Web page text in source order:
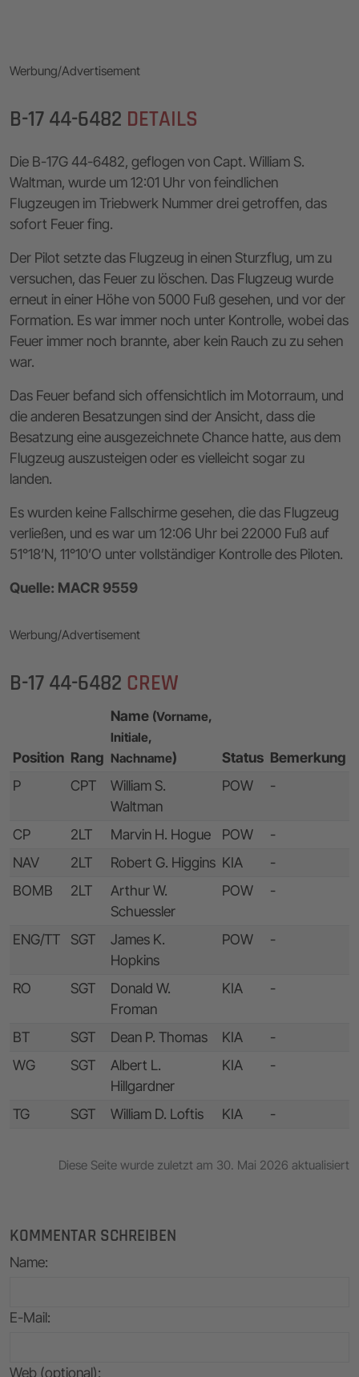
Werbung/Advertisement
B-17 44-6482 DETAILS
Die B-17G 44-6482, geflogen von Capt. William S.
Waltman, wurde um 12:01 Uhr von feindlichen
Flugzeugen im Triebwerk Nummer drei getroffen, das
sofort Feuer fing.
Der Pilot setzte das Flugzeug in einen Sturzflug, um zu
versuchen, das Feuer zu löschen. Das Flugzeug wurde
erneut in einer Höhe von 5000 Fuß gesehen, und vor der
Formation. Es war immer noch unter Kontrolle, wobei das
Feuer immer noch brannte, aber kein Rauch zu zu sehen
war.
Das Feuer befand sich offensichtlich im Motorraum, und
die anderen Besatzungen sind der Ansicht, dass die
Besatzung eine ausgezeichnete Chance hatte, aus dem
Flugzeug auszusteigen oder es vielleicht sogar zu
landen.
Es wurden keine Fallschirme gesehen, die das Flugzeug
verließen, und es war um 12:06 Uhr bei 22000 Fuß auf
51°18’N, 11°10’O unter vollständiger Kontrolle des Piloten.
Quelle: MACR 9559
Werbung/Advertisement
B-17 44-6482 CREW
Position Rang
Name (Vorname,
Initiale,
Nachname) Status Bemerkung
P
CPT
William S.
Waltman
POW -
CP 2LT Marvin H. Hogue POW
-
NAV
2LT Robert G. Higgins KIA
-
BOMB
2LT
Arthur W.
Schuessler
POW -
ENG/TT SGT
James K.
Hopkins
POW -
RO SGT
Donald W.
Froman
KIA -
BT SGT Dean P. Thomas KIA
-
WG
SGT
Albert L.
Hillgardner
KIA -
TG SGT William D. Loftis KIA -
Diese Seite wurde zuletzt am 30. Mai 2026 aktualisiert
KOMMENTAR SCHREIBEN
Name:
E-Mail:
Web (optional):